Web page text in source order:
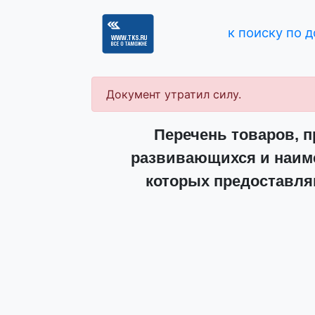
к поиску по
Документ утратил силу.
Перечень товаров,
развивающихся и
которых